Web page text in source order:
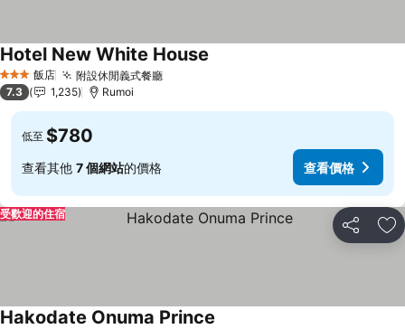
3 星級 飯店 附設休閒義式餐廳查看價格
Hotel New White House
7.3 1,235 Rumoi
低至 $780
查看其他 7 個網站的價格 查看價格
分享 加
受歡迎的住宿
Hakodate Onuma Prince